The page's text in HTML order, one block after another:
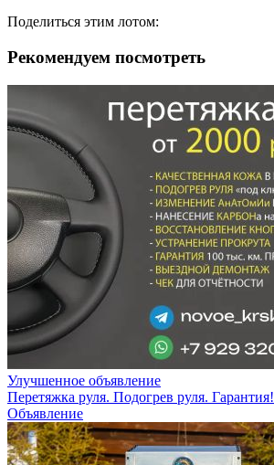
Поделиться этим лотом:
Рекомендуем посмотреть
Улучшенное объявление
Перетяжка руля. Подогрев руля. Гарантия!
Объявление